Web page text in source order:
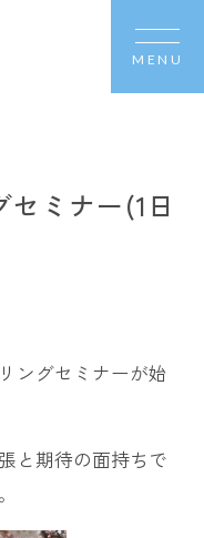
MENU
ミナー(1日
ングセミナーが始
と期待の面持ちで